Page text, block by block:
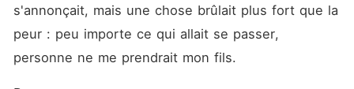
s'annonçait, mais une chose brûlait plus fort que la
peur : peu importe ce qui allait se passer,
personne ne me prendrait mon fils.